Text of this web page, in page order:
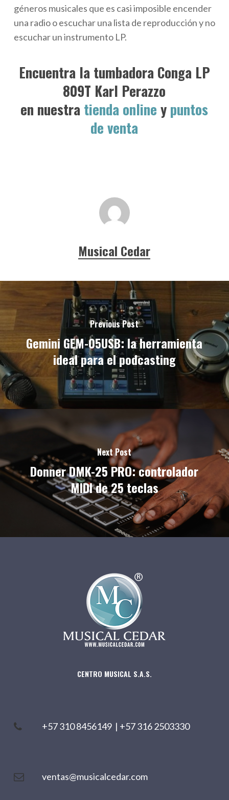
géneros musicales que es casi imposible encender
una radio o escuchar una lista de reproducción y no
escuchar un instrumento LP.
Encuentra la tumbadora Conga LP
809T Karl Perazzo
en nuestra tienda online y puntos
de venta
Musical Cedar
Previous Post
Gemini GEM-05USB: la herramienta
ideal para el podcasting
Next Post
Donner DMK-25 PRO: controlador
MIDI de 25 teclas
CENTRO MUSICAL S.A.S.
+57 310 8456149 | +57 316 2503330
ventas@musicalcedar.com